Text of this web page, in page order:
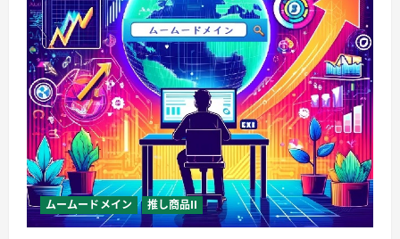
「サ
ー
ビ
ス
維
持
調
整
費」
の
導
入
に
つ
い
て
説
明！
ムームードメイン 推し商品II